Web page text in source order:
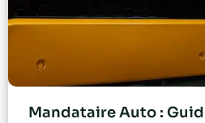
Mandataire Auto :